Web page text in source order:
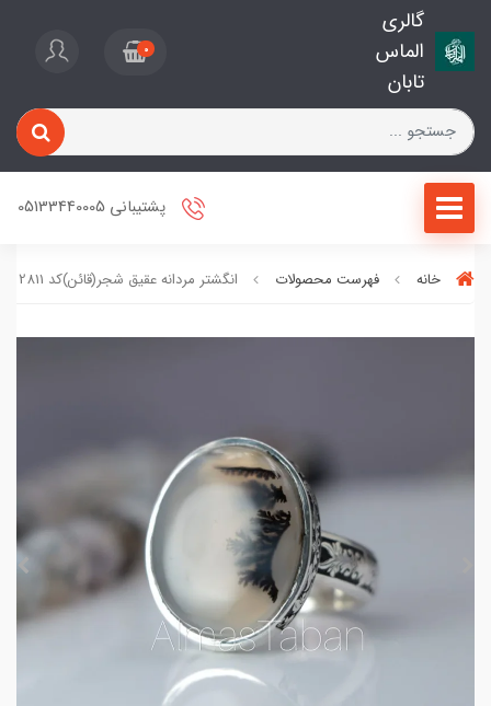
گالری
الماس
تابان
0
پشتیبانی 05133440005
خانه فهرست محصولات انگشتر مردانه عقیق شجر(قائن)کد 2811